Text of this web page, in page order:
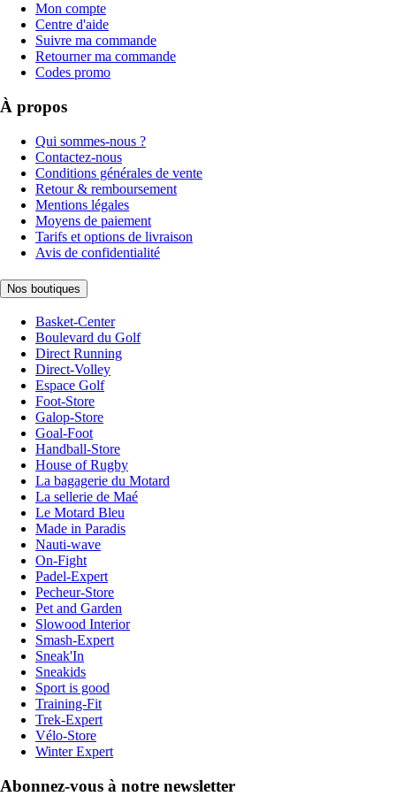
Mon compte
Centre d'aide
Suivre ma commande
Retourner ma commande
Codes promo
À propos
Qui sommes-nous ?
Contactez-nous
Conditions générales de vente
Retour & remboursement
Mentions légales
Moyens de paiement
Tarifs et options de livraison
Avis de confidentialité
Nos boutiques
Basket-Center
Boulevard du Golf
Direct Running
Direct-Volley
Espace Golf
Foot-Store
Galop-Store
Goal-Foot
Handball-Store
House of Rugby
La bagagerie du Motard
La sellerie de Maé
Le Motard Bleu
Made in Paradis
Nauti-wave
On-Fight
Padel-Expert
Pecheur-Store
Pet and Garden
Slowood Interior
Smash-Expert
Sneak'In
Sneakids
Sport is good
Training-Fit
Trek-Expert
Vélo-Store
Winter Expert
Abonnez-vous à notre newsletter